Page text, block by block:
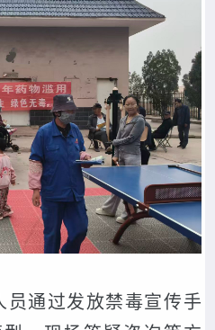
员通过发放禁毒宣传手